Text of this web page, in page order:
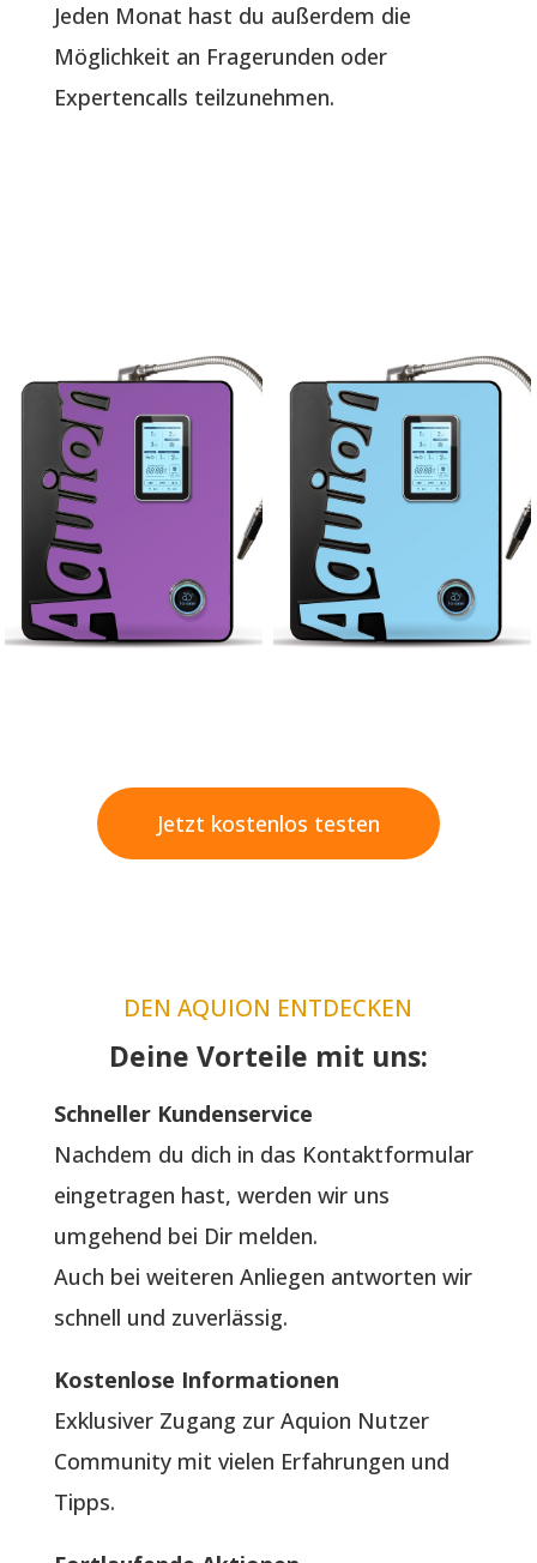
Jeden Monat hast du außerdem die
Möglichkeit an Fragerunden oder
Expertencalls teilzunehmen.
Jetzt kostenlos testen
DEN AQUION ENTDECKEN
Deine Vorteile mit uns:
Schneller Kundenservice
Nachdem du dich in das Kontaktformular
eingetragen hast, werden wir uns
umgehend bei Dir melden.
Auch bei weiteren Anliegen antworten wir
schnell und zuverlässig.
Kostenlose Informationen
Exklusiver Zugang zur Aquion Nutzer
Community mit vielen Erfahrungen und
Tipps.